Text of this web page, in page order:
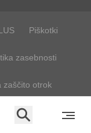
Piškotki
zasebnosti
zaščito otrok